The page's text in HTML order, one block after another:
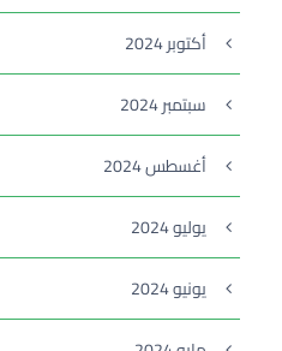
أكتوبر 2024
سبتمبر 2024
أغسطس 2024
يوليو 2024
يونيو 2024